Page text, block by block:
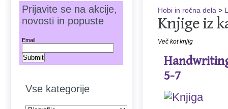
Hobi in ročna dela >
Knjige iz
Več kot knjig
5-7
Prijavite se na akcije,
novosti in popuste
Email
Vse kategorije